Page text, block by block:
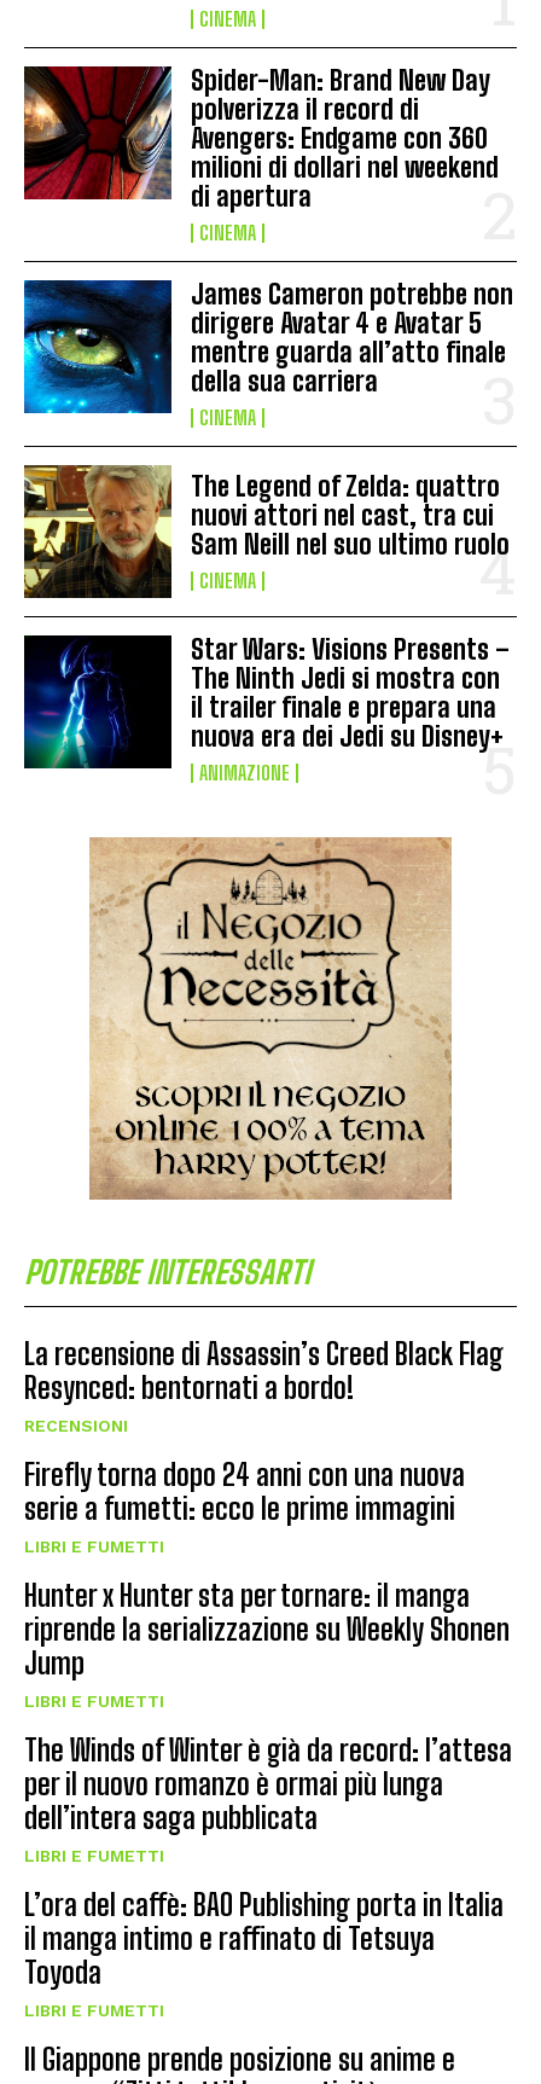
CINEMA
Spider-Man: Brand New Day
polverizza il record di
Avengers: Endgame con 360
milioni di dollari nel weekend
di apertura
CINEMA
James Cameron potrebbe non
dirigere Avatar 4 e Avatar 5
mentre guarda all’atto finale
della sua carriera
CINEMA
The Legend of Zelda: quattro
nuovi attori nel cast, tra cui
Sam Neill nel suo ultimo ruolo
CINEMA
Star Wars: Visions Presents –
The Ninth Jedi si mostra con
il trailer finale e prepara una
nuova era dei Jedi su Disney+
ANIMAZIONE
POTREBBE INTERESSARTI
La recensione di Assassin’s Creed Black Flag
Resynced: bentornati a bordo!
RECENSIONI
Firefly torna dopo 24 anni con una nuova
serie a fumetti: ecco le prime immagini
LIBRI E FUMETTI
Hunter x Hunter sta per tornare: il manga
riprende la serializzazione su Weekly Shonen
Jump
LIBRI E FUMETTI
The Winds of Winter è già da record: l’attesa
per il nuovo romanzo è ormai più lunga
dell’intera saga pubblicata
LIBRI E FUMETTI
L’ora del caffè: BAO Publishing porta in Italia
il manga intimo e raffinato di Tetsuya
Toyoda
LIBRI E FUMETTI
Il Giappone prende posizione su anime e